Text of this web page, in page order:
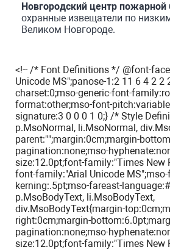
Новгородский центр пожарной
охранные извещатели по
Великом Новгороде.
<!-- /* Font Definitions */ @font-
Unicode MS";panose-1:2 11 6 4 2 2
charset:0;mso-generic-font-
format:other;mso-font-
signature:3 0 0 0 1 0;} /* Style
p.MsoNormal, li.MsoNormal,
parent:"";margin:0cm;margin-
pagination:none;mso-
size:12.0pt;font-family:"Times New
font-family:"Arial Unicode
kerning:.5pt;mso-fareast-
p.MsoBodyText, li.MsoBodyText,
div.MsoBodyText{margin-
right:0cm;margin-
pagination:none;mso-
size:12.0pt;font-family:"Times New